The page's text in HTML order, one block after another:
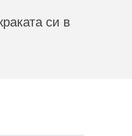
си в